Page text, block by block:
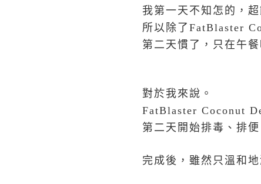
我第一天不知怎的，超
所以除了 FatBlaster
第二天慣了，只在午餐
對於我來說。
FatBlaster Coconut
第二天開始排毒、排便
完成後，雖然只溫和